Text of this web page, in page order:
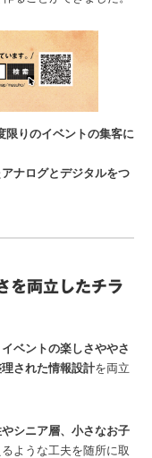
限りのイベントの集客に
アナログとデジタルをつ
を両立したチラ
イベントの楽しさややさ
された情報設計を両立
シニア層、小さなお子
ような工夫を随所に取